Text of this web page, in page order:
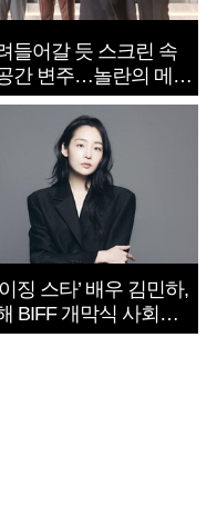
들어갈 듯 스크린 속
간 변주…놀란의 메시
‘전쟁 속죄’
징 스타’ 배우 김민하,
BIFF 개막식 사회자